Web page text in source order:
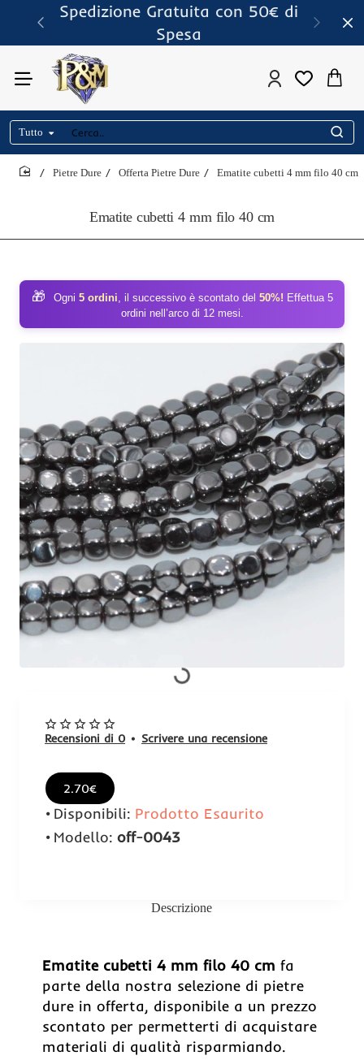
Spedizione Gratuita con 50€ di
Spesa
Tutto
Cerca..
Ematite cubetti 4 mm filo 40 cm
Pietre Dure Offerta Pietre Dure Ematite cubetti 4 mm filo 40 cm
🎁 Ogni 5 ordini, il successivo è scontato del 50%! Effettua 5
ordini nell’arco di 12 mesi.
Prodotto Esaurito
Recensioni di 0 • Scrivere una recensione
2.70€
Disponibili: Prodotto Esaurito
Modello: off-0043
Descrizione
Ematite cubetti 4 mm filo 40 cm fa
parte della nostra selezione di pietre
dure in offerta, disponibile a un prezzo
scontato per permetterti di acquistare
materiali di qualità risparmiando.